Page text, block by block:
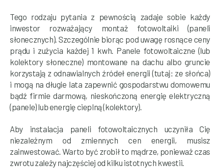
Tego rodzaju pytania z pewnością zadaje sobie każdy
inwestor rozważający montaż fotowoltaiki (paneli
słonecznych). Szczególnie biorąc pod uwagę rosnące ceny
prądu i zużycia każdej 1 kwh. Panele fotowoltaiczne (lub
kolektory słoneczne) montowane na dachu albo gruncie
korzystają z odnawialnych źródeł energii (tutaj: ze słońca)
i mogą na długie lata zapewnić gospodarstwu domowemu
bądź firmie darmową, nieskończoną energię elektryczną
(panele) lub energię cieplną (kolektory).
Aby instalacja paneli fotowoltaicznych uczyniła Cię
niezależnym od zmiennych cen energii, musisz
zainwestować. Warto być zrobił to mądrze, ponieważ czas
zwrotu zależy najczęściej od kilku istotnych kwestii.